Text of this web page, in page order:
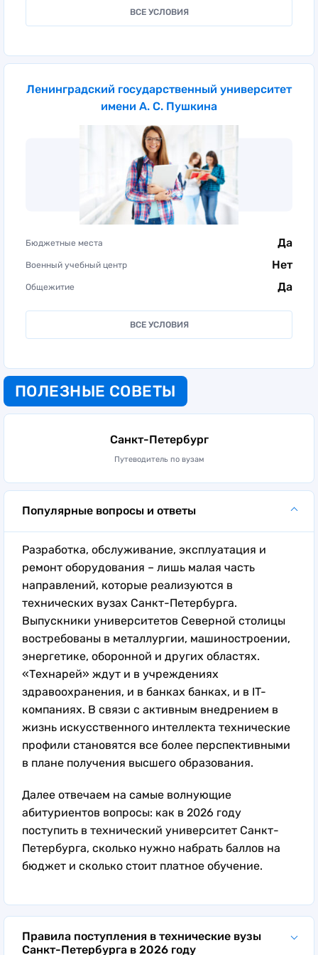
ВСЕ УСЛОВИЯ
Ленинградский государственный университет
имени А. С. Пушкина
Бюджетные места Да
Военный учебный центр Нет
Общежитие Да
ВСЕ УСЛОВИЯ
ПОЛЕЗНЫЕ СОВЕТЫ
Санкт-Петербург
Путеводитель по вузам
Популярные вопросы и ответы
Разработка, обслуживание, эксплуатация и
ремонт оборудования – лишь малая часть
направлений, которые реализуются в
технических вузах Санкт-Петербурга.
Выпускники университетов Северной столицы
востребованы в металлургии, машиностроении,
энергетике, оборонной и других областях.
«Технарей» ждут и в учреждениях
здравоохранения, и в банках банках, и в IT-
компаниях. В связи с активным внедрением в
жизнь искусственного интеллекта технические
профили становятся все более перспективными
в плане получения высшего образования.
Далее отвечаем на самые волнующие
абитуриентов вопросы: как в 2026 году
поступить в технический университет Санкт-
Петербурга, сколько нужно набрать баллов на
бюджет и сколько стоит платное обучение.
Правила поступления в технические вузы
Санкт-Петербурга в 2026 году